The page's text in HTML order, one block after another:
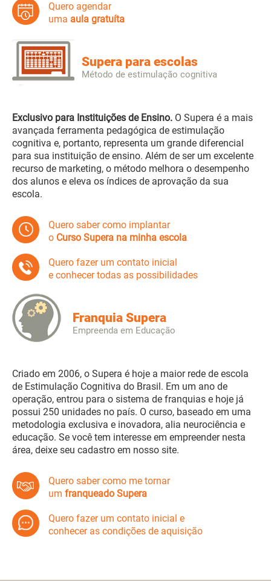
Quero agendar
uma aula gratuíta
Supera para escolas
Método de estimulação cognitiva
Exclusivo para Instituições de Ensino. O Supera é a mais
avançada ferramenta pedagógica de estimulação
cognitiva e, portanto, representa um grande diferencial
para sua instituição de ensino. Além de ser um excelente
recurso de marketing, o método melhora o desempenho
dos alunos e eleva os índices de aprovação da sua
escola.
Quero saber como implantar
o Curso Supera na minha escola
Quero fazer um contato inicial
e conhecer todas as possibilidades
Franquia Supera
Empreenda em Educação
Criado em 2006, o Supera é hoje a maior rede de escola
de Estimulação Cognitiva do Brasil. Em um ano de
operação, entrou para o sistema de franquias e hoje já
possui 250 unidades no país. O curso, baseado em uma
metodologia exclusiva e inovadora, alia neurociência e
educação. Se você tem interesse em empreender nesta
área, deixe seu cadastro em nosso site.
Quero saber como me tornar
um franqueado Supera
Quero fazer um contato inicial e
conhecer as condições de aquisição